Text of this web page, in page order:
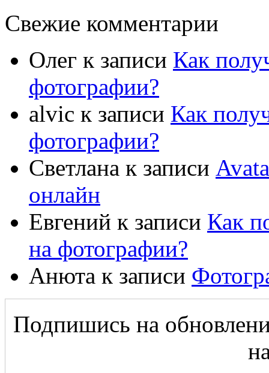
Свежие комментарии
Олег к записи Как
фотографии?
alvic к записи Как
фотографии?
Светлана к записи
онлайн
Евгений к записи Как
на фотографии?
Анюта к записи
Подпишись на